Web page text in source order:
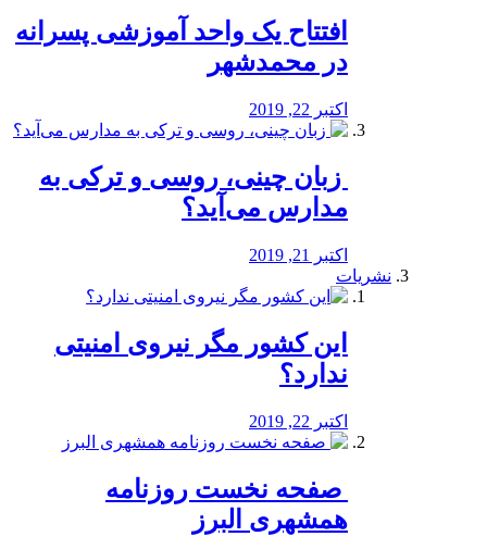
افتتاح یک واحد آموزشی پسرانه
در محمدشهر
اکتبر 22, 2019
️ زبان چینی، روسی و ترکی به
مدارس می‌آید؟
اکتبر 21, 2019
نشریات
این کشور مگر نیروی امنیتی
ندارد؟
اکتبر 22, 2019
️ صفحه نخست روزنامه‌
همشهری البرز